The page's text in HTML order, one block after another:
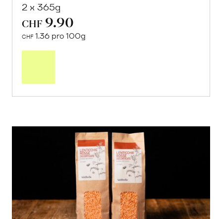
2 x 365g
CHF 9.90
CHF 1.36 pro 100g